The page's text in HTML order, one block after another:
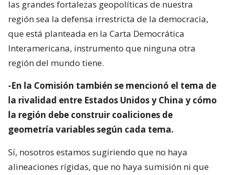
las grandes fortalezas geopolíticas de nuestra
región sea la defensa irrestricta de la democracia,
que está planteada en la Carta Democrática
Interamericana, instrumento que ninguna otra
región del mundo tiene.
-En la Comisión también se mencionó el tema de
la rivalidad entre Estados Unidos y China y cómo
la región debe construir coaliciones de
geometría variables según cada tema.
Sí, nosotros estamos sugiriendo que no haya
alineaciones rígidas, que no haya sumisión ni que